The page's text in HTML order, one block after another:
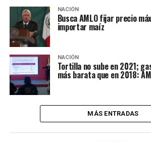
NACIÓN
Busca AMLO fijar precio
importar maíz
NACIÓN
Tortilla no sube en 2021;
más barata que en 2018:
MÁS ENTRADAS